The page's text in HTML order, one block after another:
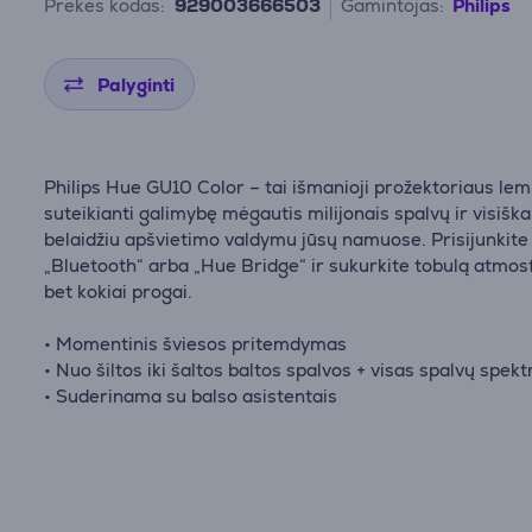
Prekės kodas: 929003666503 Gamintojas: Philips
Palyginti
Philips Hue GU10 Color – tai išmanioji prožektoriaus
suteikianti galimybę mėgautis milijonais spalvų ir
belaidžiu apšvietimo valdymu jūsų namuose.
„Bluetooth“ arba „Hue Bridge“ ir sukurkite tobulą
bet kokiai progai.
• Momentinis šviesos pritemdymas
• Nuo šiltos iki šaltos baltos spalvos + visas spalvų
• Suderinama su balso asistentais